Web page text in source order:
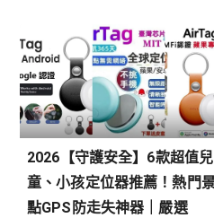
2026【守護安全】6款超值兒
童、小孩定位器推薦！熱門
點GPS防走失神器｜嚴選